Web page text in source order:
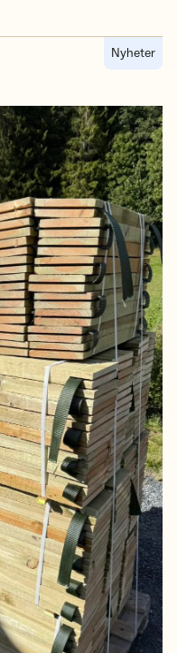
Nyheter